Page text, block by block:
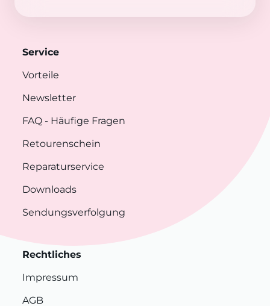
Service
Vorteile
Newsletter
FAQ - Häufige Fragen
Retourenschein
Reparaturservice
Downloads
Sendungsverfolgung
Rechtliches
Impressum
AGB